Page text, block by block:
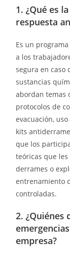
1. ¿Qué es
respuesta
Es un
a los
segura en caso
sustancias
abordan temas
protocolos de
evacuación,
kits
que los
teóricas que
derrames o
entrenamiento
controladas.
2. ¿Quiénes
empresa?